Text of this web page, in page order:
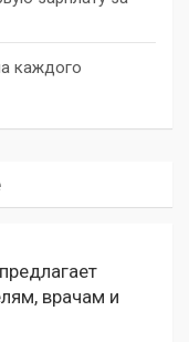
каждого
врачам и